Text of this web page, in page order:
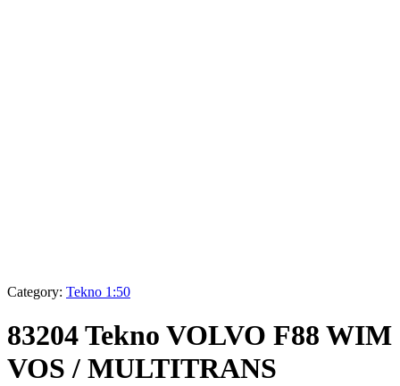
Category: Tekno 1:50
83204 Tekno VOLVO F88 WIM
VOS / MULTITRANS